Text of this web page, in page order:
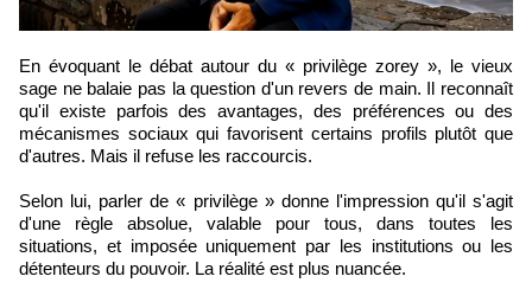
En évoquant le débat autour du « privilège zorey », le vieux
sage ne balaie pas la question d'un revers de main. Il reconnaît
qu'il existe parfois des avantages, des préférences ou des
mécanismes sociaux qui favorisent certains profils plutôt que
d'autres. Mais il refuse les raccourcis.
Selon lui, parler de « privilège » donne l'impression qu'il s'agit
d'une règle absolue, valable pour tous, dans toutes les
situations, et imposée uniquement par les institutions ou les
détenteurs du pouvoir. La réalité est plus nuancée.